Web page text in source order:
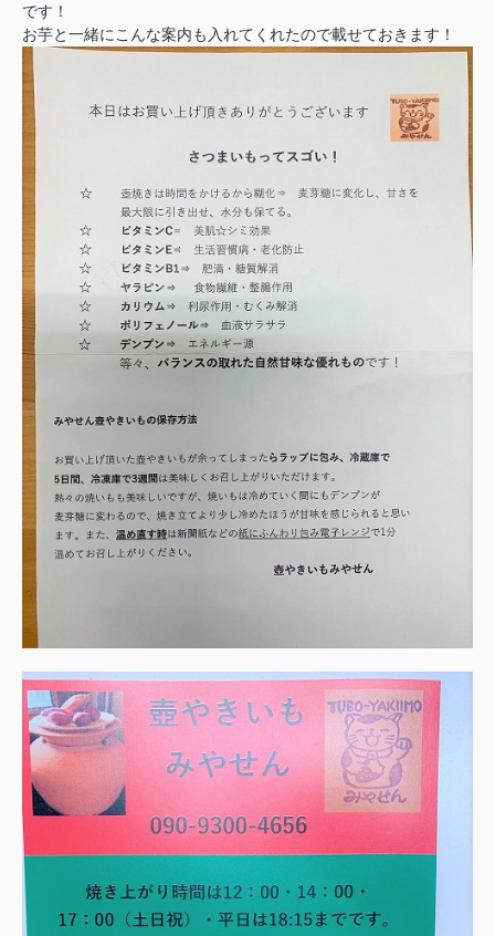
です！
お芋と一緒にこんな案内も入れてくれたので載せておきます！